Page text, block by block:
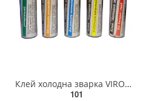
Клей холодна зварка VIROK, Зі сталевим наповнювачем, 58г. [36/180] 16V024
101